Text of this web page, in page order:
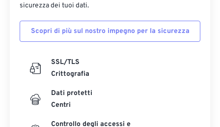
sicurezza dei tuoi dati.
Scopri di più sul nostro impegno per la sicurezza
SSL/TLS
Crittografia
Dati protetti
Centri
Controllo degli accessi e